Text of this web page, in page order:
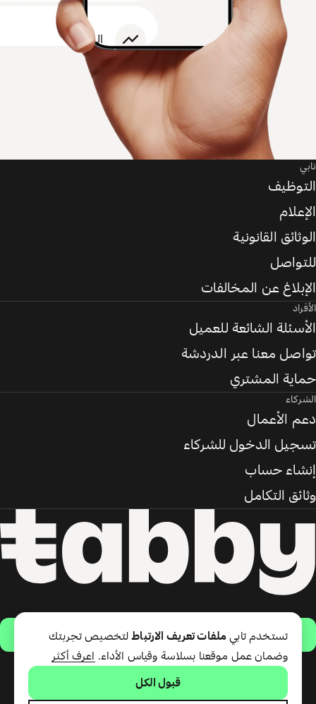
حمّل التطبيق
تقدّم شركة تابي ذ.م.م خدمة الدفع
تابي
التوظيف
الإعلام
الوثائق القانونية
للتواصل
الإبلاغ عن المخالفات
الأفراد
الأسئلة الشائعة للعميل
تواصل معنا عبر الدردشة
حماية المشتري
الشركاء
دعم الأعمال
تسجيل الدخول للشركاء
إنشاء حساب
وثائق التكامل
تستخدم تابي ملفات تعريف الارتباطلتخصيص تجربتك
وضمان عمل موقعنا بسلاسة وقياس الأداء.
اعرف أكثر
قبول الكل